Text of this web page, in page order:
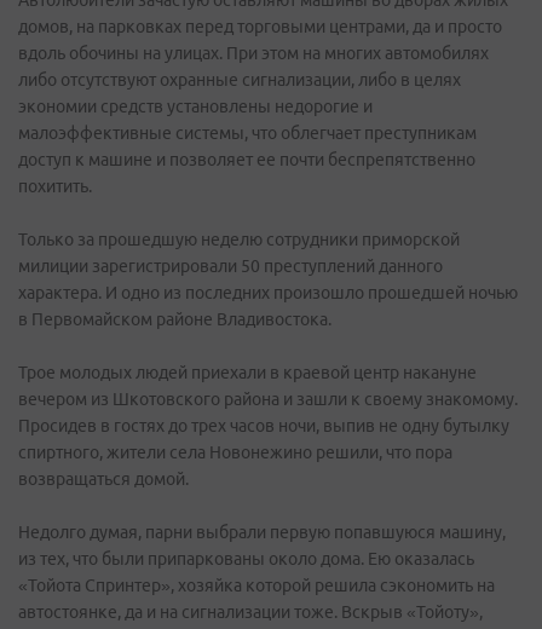
домов, на парковках перед торговыми центрами, да и просто
вдоль обочины на улицах. При этом на многих автомобилях
либо отсутствуют охранные сигнализации, либо в целях
экономии средств установлены недорогие и
малоэффективные системы, что облегчает преступникам
доступ к машине и позволяет ее почти беспрепятственно
похитить.
Только за прошедшую неделю сотрудники приморской
милиции зарегистрировали 50 преступлений данного
характера. И одно из последних произошло прошедшей ночью
в Первомайском районе Владивостока.
Трое молодых людей приехали в краевой центр накануне
вечером из Шкотовского района и зашли к своему знакомому.
Просидев в гостях до трех часов ночи, выпив не одну бутылку
спиртного, жители села Новонежино решили, что пора
возвращаться домой.
Недолго думая, парни выбрали первую попавшуюся машину,
из тех, что были припаркованы около дома. Ею оказалась
«Тойота Спринтер», хозяйка которой решила сэкономить на
автостоянке, да и на сигнализации тоже. Вскрыв «Тойоту»,